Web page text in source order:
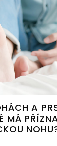
A
MÁ